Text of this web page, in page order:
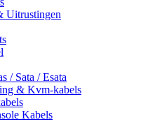
Uitrustingen
/ Sata / Esata
& Kvm-kabels
Kabels